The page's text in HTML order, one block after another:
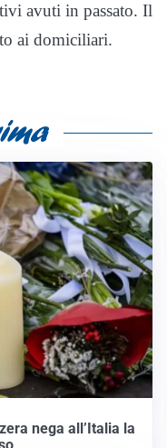
avuti in passato. Il
ai domiciliari.
nega all’Italia la